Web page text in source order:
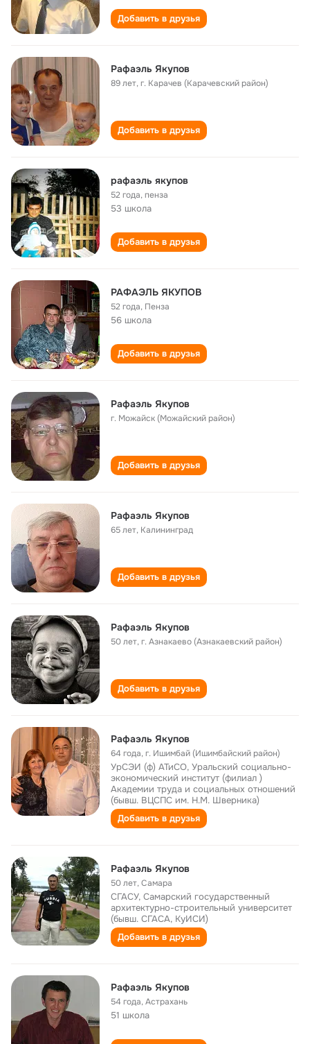
Добавить в друзья
Рафаэль Якупов
89 лет,г. Карачев (Карачевский район)
Добавить в друзья
рафаэль якупов
52 года,пенза
53 школа
Добавить в друзья
РАФАЭЛЬ ЯКУПОВ
52 года, Пенза
56 школа
Добавить в друзья
Рафаэль Якупов
г. Можайск (Можайский район)
Добавить в друзья
Рафаэль Якупов
65 лет, Калининград
Добавить в друзья
Рафаэль Якупов
50 лет,г. Азнакаево (Азнакаевский район)
Добавить в друзья
Рафаэль Якупов
64 года,г. Ишимбай (Ишимбайский район)
УрСЭИ (ф) АТиСО, Уральский социально-
экономический институт (филиал )
Академии труда и социальных отношений
(бывш. ВЦСПС им. Н.М. Шверника)
Добавить в друзья
Рафаэль Якупов
50 лет,Самара
СГАСУ, Самарский государственный
архитектурно-строительный университет
(бывш. СГАСА, КуИСИ)
Добавить в друзья
Рафаэль Якупов
54 года,Астрахань
51 школа